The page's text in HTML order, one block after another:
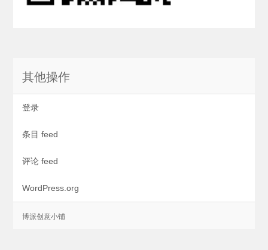
其他操作
登录
条目 feed
评论 feed
WordPress.org